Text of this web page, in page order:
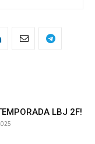
LBJ 2F!